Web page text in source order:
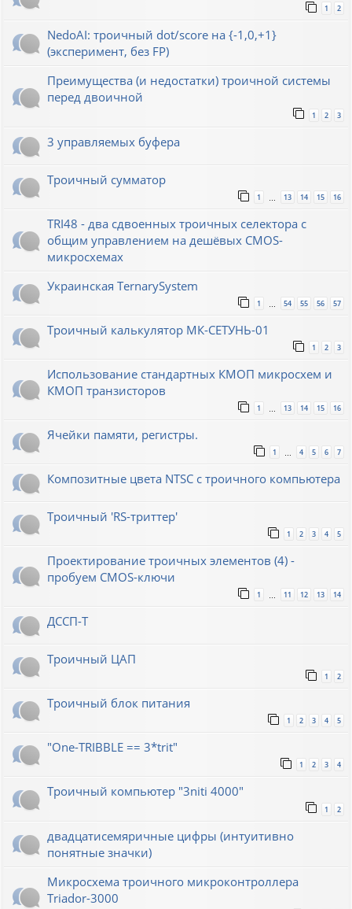
1 2
NedoAI: троичный dot/score на {-1,0,+1}
(эксперимент, без FP)
Преимущества (и недостатки) троичной системы
перед двоичной
1 2 3
3 управляемых буфера
Троичный сумматор
1 13 14 15 16
TRI48 - два сдвоенных троичных селектора с
общим управлением на дешёвых CMOS-
микросхемах
Украинская TernarySystem
1 54 55 56 57
Троичный калькулятор МК-СЕТУНЬ-01
1 2 3
Использование стандартных КМОП микросхем и
КМОП транзисторов
1 13 14 15 16
Ячейки памяти, регистры.
1 4 5 6 7
Композитные цвета NTSC с троичного компьютера
Троичный 'RS-триттер'
1 2 3 4 5
Проектирование троичных элементов (4) -
пробуем CMOS-ключи
1 … 11 12 13 14
ДССП-Т
Троичный ЦАП
1 2
Троичный блок питания
1 2 3 4 5
"One-TRIBBLE == 3*trit"
1 2 3 4
Троичный компьютер "3niti 4000"
1 2
двадцатисемяричные цифры (интуитивно
понятные значки)
Микросхема троичного микроконтроллера
Triador-3000